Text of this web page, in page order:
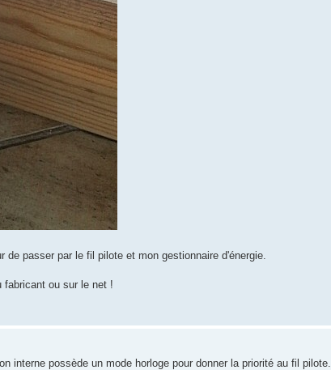
passer par le fil pilote et mon gestionnaire d'énergie.
fabricant ou sur le net !
interne possède un mode horloge pour donner la priorité au fil pilote.